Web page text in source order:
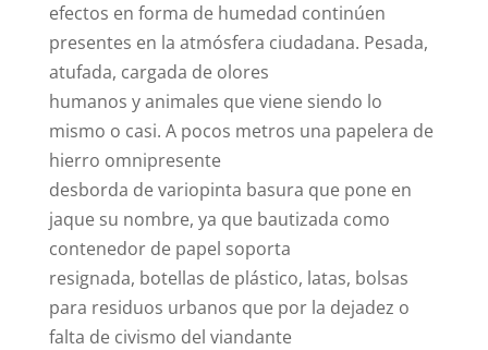
efectos en forma de humedad continúen
presentes en la atmósfera ciudadana. Pesada,
atufada, cargada de olores
humanos y animales que viene siendo lo
mismo o casi. A pocos metros una papelera de
hierro omnipresente
desborda de variopinta basura que pone en
jaque su nombre, ya que bautizada como
contenedor de papel soporta
resignada, botellas de plástico, latas, bolsas
para residuos urbanos que por la dejadez o
falta de civismo del viandante